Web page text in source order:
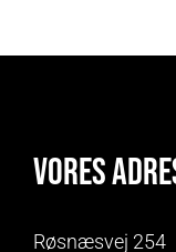
Vores
Røsnæsvej 254